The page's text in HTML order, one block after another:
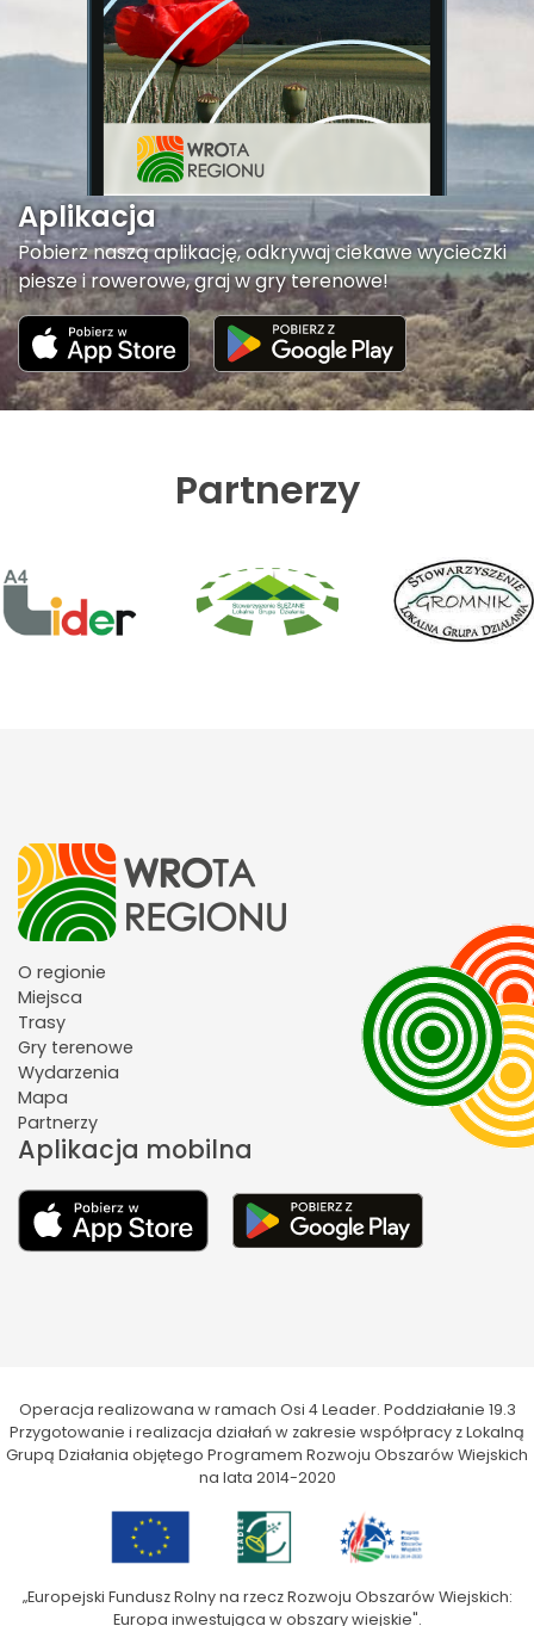
Aplikacja
Pobierz naszą aplikację, odkrywaj ciekawe wycieczki
piesze i rowerowe, graj w gry terenowe!
Partnerzy
O regionie
Miejsca
Trasy
Gry terenowe
Wydarzenia
Mapa
Partnerzy
Aplikacja mobilna
Operacja realizowana w ramach Osi 4 Leader. Poddziałanie 19.3
Przygotowanie i realizacja działań w zakresie współpracy z Lokalną
Grupą Działania objętego Programem Rozwoju Obszarów Wiejskich
na lata 2014-2020
„Europejski Fundusz Rolny na rzecz Rozwoju Obszarów Wiejskich:
Europa inwestująca w obszary wiejskie".